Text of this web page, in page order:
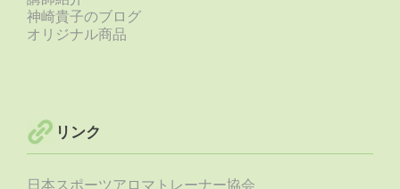
神崎貴子のブログ
オリジナル商品
リンク
日本スポーツアロマトレーナー協会